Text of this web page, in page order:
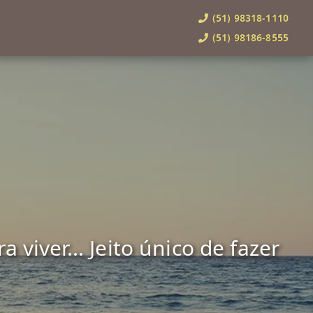
(51) 98318-1110
(51) 98186-8555
viver... Jeito único de fazer